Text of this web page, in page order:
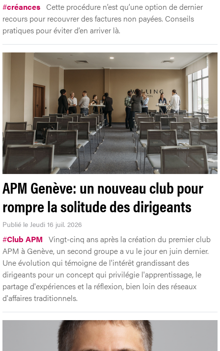
#créances Cette procédure n’est qu’une option de dernier
recours pour recouvrer des factures non payées. Conseils
pratiques pour éviter d’en arriver là.
APM Genève: un nouveau club pour
rompre la solitude des dirigeants
Publié le Jeudi 16 juil. 2026
#Club APM Vingt-cinq ans après la création du premier club
APM à Genève, un second groupe a vu le jour en juin dernier.
Une évolution qui témoigne de l'intérêt grandissant des
dirigeants pour un concept qui privilégie l'apprentissage, le
partage d'expériences et la réflexion, bien loin des réseaux
d'affaires traditionnels.